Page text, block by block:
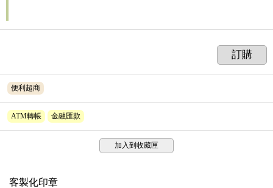
訂購
便利超商
ATM轉帳 金融匯款
加入到收藏匣
客製化印章